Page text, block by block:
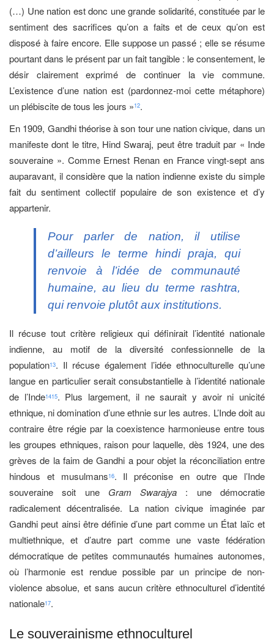
(…) Une nation est donc une grande solidarité, constituée par le
sentiment des sacrifices qu’on a faits et de ceux qu’on est
disposé à faire encore. Elle suppose un passé ; elle se résume
pourtant dans le présent par un fait tangible : le consentement, le
désir clairement exprimé de continuer la vie commune.
L’existence d’une nation est (pardonnez-moi cette métaphore)
un plébiscite de tous les jours »12.
En 1909, Gandhi théorise à son tour une nation civique, dans un
manifeste dont le titre, Hind Swaraj, peut être traduit par « Inde
souveraine ». Comme Ernest Renan en France vingt-sept ans
auparavant, il considère que la nation indienne existe du simple
fait du sentiment collectif populaire de son existence et d’y
appartenir.
Pour parler de nation, il utilise
d’ailleurs le terme hindi praja, qui
renvoie à l’idée de communauté
humaine, au lieu du terme rashtra,
qui renvoie plutôt aux institutions.
Il récuse tout critère religieux qui définirait l’identité nationale
indienne, au motif de la diversité confessionnelle de la
population13. Il récuse également l’idée ethnoculturelle qu’une
langue en particulier serait con­substantielle à l’identité nationale
de l’Inde1415. Plus largement, il ne saurait y avoir ni unicité
ethnique, ni domination d’une ethnie sur les autres. L’Inde doit au
contraire être régie par la coexistence harmonieuse entre tous
les groupes ethniques, raison pour laquelle, dès 1924, une des
grèves de la faim de Gandhi a pour objet la réconciliation entre
hindous et musulmans16. Il préconise en outre que l’Inde
souveraine soit une Gram Swarajya : une démocratie
radicalement décentralisée. La nation civique imaginée par
Gandhi peut ainsi être définie d’une part comme un État laïc et
multiethnique, et d’autre part comme une vaste fédération
démocratique de petites communautés humaines autonomes,
où l’harmonie est rendue possible par un principe de non-
violence absolue, et sans aucun critère ethnoculturel d’identité
nationale17.
Le souverainisme ethnoculturel